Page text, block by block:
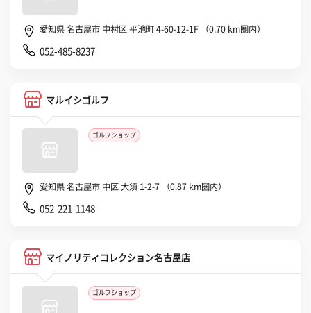
愛知県 名古屋市 中村区 平池町 4-60-12-1F （0.70 km圏内）
052-485-8237
マルイシゴルフ
ゴルフショップ
愛知県 名古屋市 中区 大須 1-2-7 （0.87 km圏内）
052-221-1148
マイノリティコレクション名古屋店
ゴルフショップ